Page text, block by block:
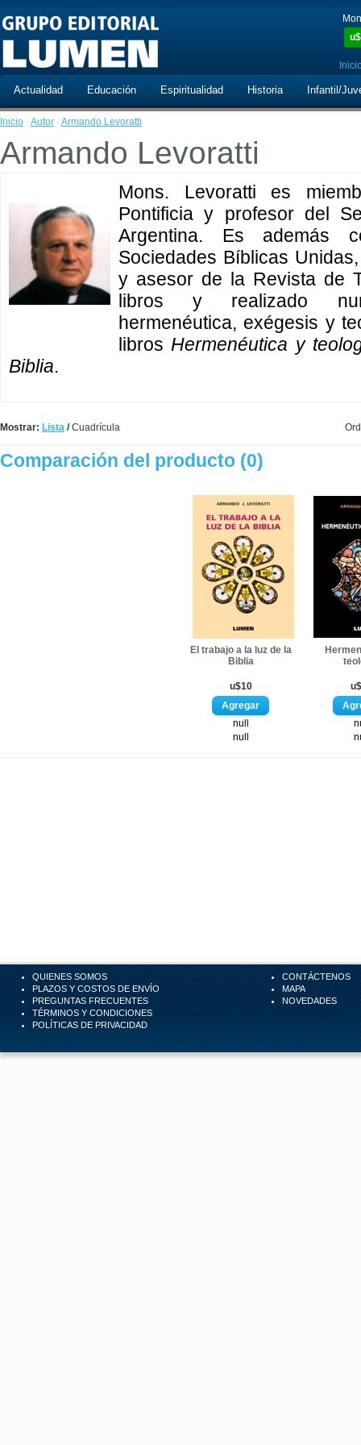
u$
Actualidad Educación Espiritualidad Historia Infantil/
Inicio · Autor · Armando Levoratti
Armando Levoratti
Mons. Levoratti es
Pontificia y profesor del
Argentina. Es además
Sociedades Bíblicas
y asesor de la Revista de
libros y realizado
hermenéutica, exégesis y
libros Hermenéutica y
Biblia.
Mostrar: Lista /Cuadrícula
Comparación del producto (0)
El trabajo a la luz de la
Biblia
u$10
null
null
QUIENES SOMOS
PLAZOS Y COSTOS DE ENVÍO
PREGUNTAS FRECUENTES
TÉRMINOS Y CONDICIONES
POLÍTICAS DE PRIVACIDAD
CONTÁCTENOS
MAPA
NOVEDADES